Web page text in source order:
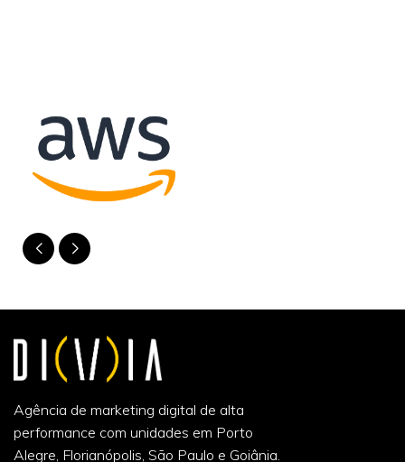
Agência de marketing digital de alta
performance com unidades em Porto
Alegre, Florianópolis, São Paulo e Goiânia.